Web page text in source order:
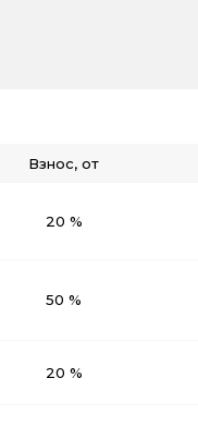
Взнос, от
20 %
50 %
20 %